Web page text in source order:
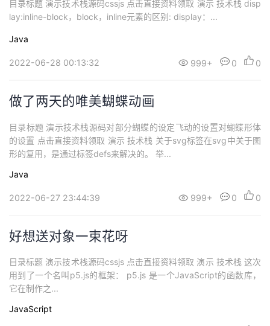
目录标题 演示技术栈源码cssjs 点击直接资料领取 演示 技术栈 disp
lay:inline-block，block，inline元素的区别: display：...
Java
2022-06-28 00:13:32 999+ 0 0
做了两天的唯美蝴蝶动画
目录标题 演示技术栈源码对部分蝴蝶的设定飞动的设置对蝴蝶形体
的设置 点击直接资料领取 演示 技术栈 关于svg标签在svg中关于图
形的复用，是通过标签defs来解决的。 举...
Java
2022-06-27 23:44:39 999+ 0 0
好想送对象一束花呀
目录标题 演示技术栈源码cssjs 点击直接资料领取 演示 技术栈 这次
用到了一个名叫p5.js的框架： p5.js 是一个JavaScript的函数库，
它在制作之...
JavaScript